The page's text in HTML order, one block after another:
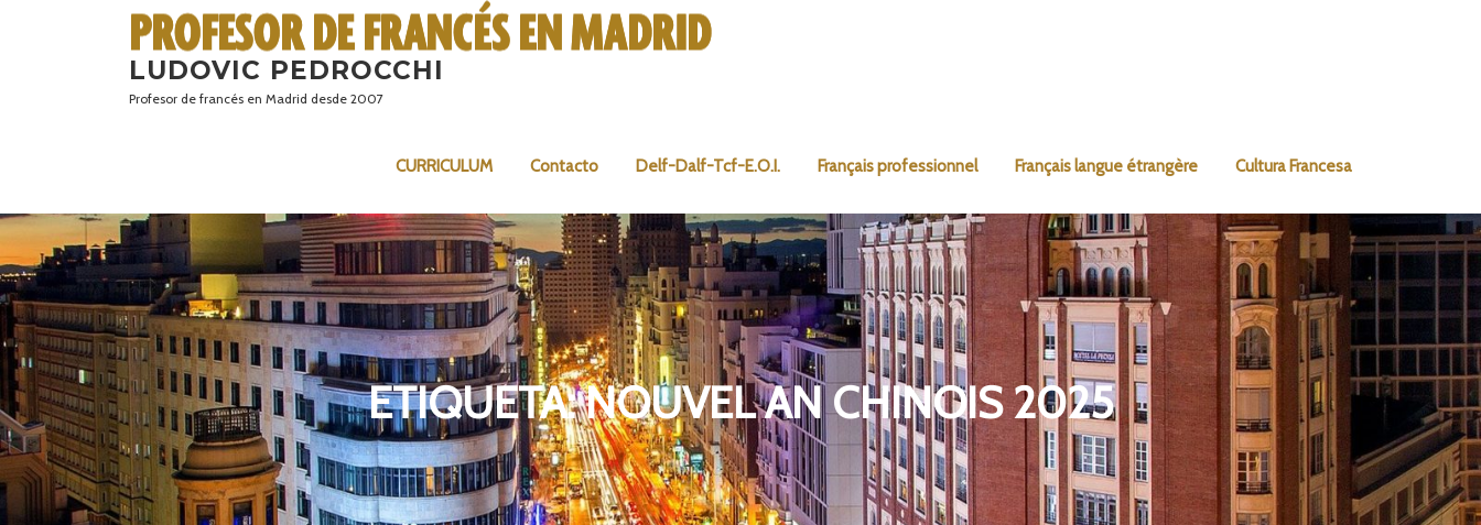
LUDOVIC PEDROCCHI
Profesor de francés en Madrid desde 2007
CURRICULUM Contacto Delf-Dalf-Tcf-E.O.I. Français professionnel Français langue étrangère Cultura Francesa
ETIQUETA:NOUVEL AN CHINOIS 2025